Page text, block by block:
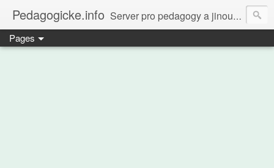
Pedagogicke.info Server pro pedagogy a jinou zvířenu
Pages